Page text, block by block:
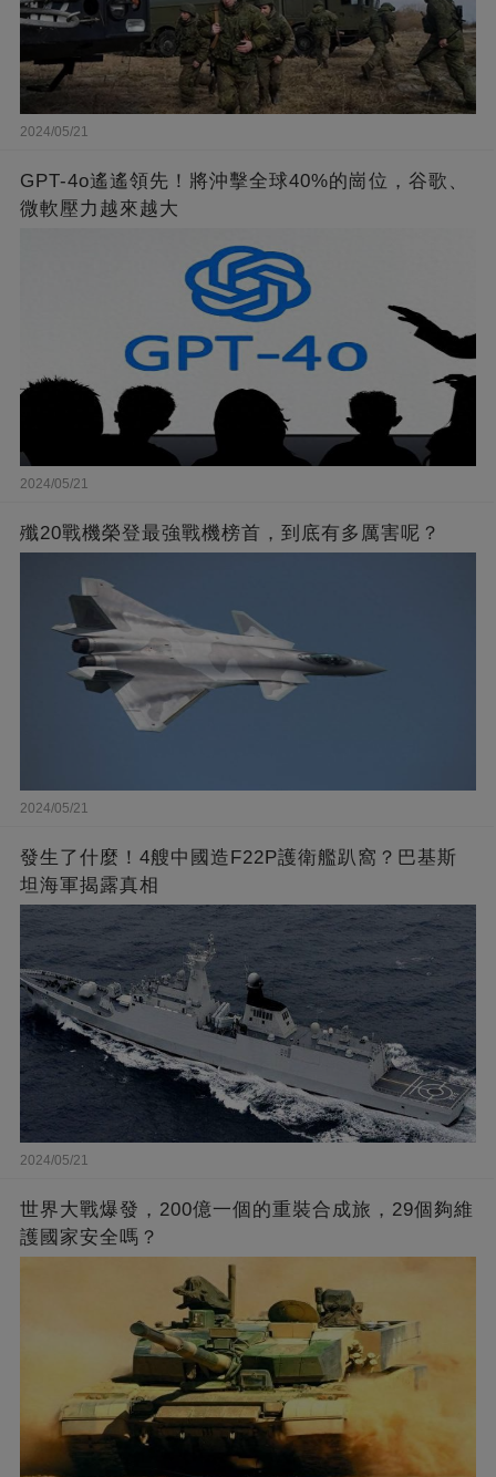
2024/05/21
GPT-4o遙遙領先！將沖擊全球40%的崗位，谷歌、
微軟壓力越來越大
2024/05/21
殲20戰機榮登最強戰機榜首，到底有多厲害呢？
2024/05/21
發生了什麼！4艘中國造F22P護衛艦趴窩？巴基斯
坦海軍揭露真相
2024/05/21
世界大戰爆發，200億一個的重裝合成旅，29個夠維
護國家安全嗎？